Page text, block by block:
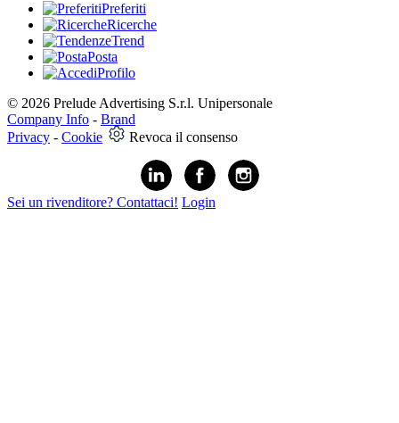
Preferiti
Ricerche
Trend
Posta
Profilo
© 2026 Prelude Advertising S.r.l. Unipersonale
Company Info - Brand
Privacy - Cookie Revoca il consenso
Sei un rivenditore? Contattaci! Login